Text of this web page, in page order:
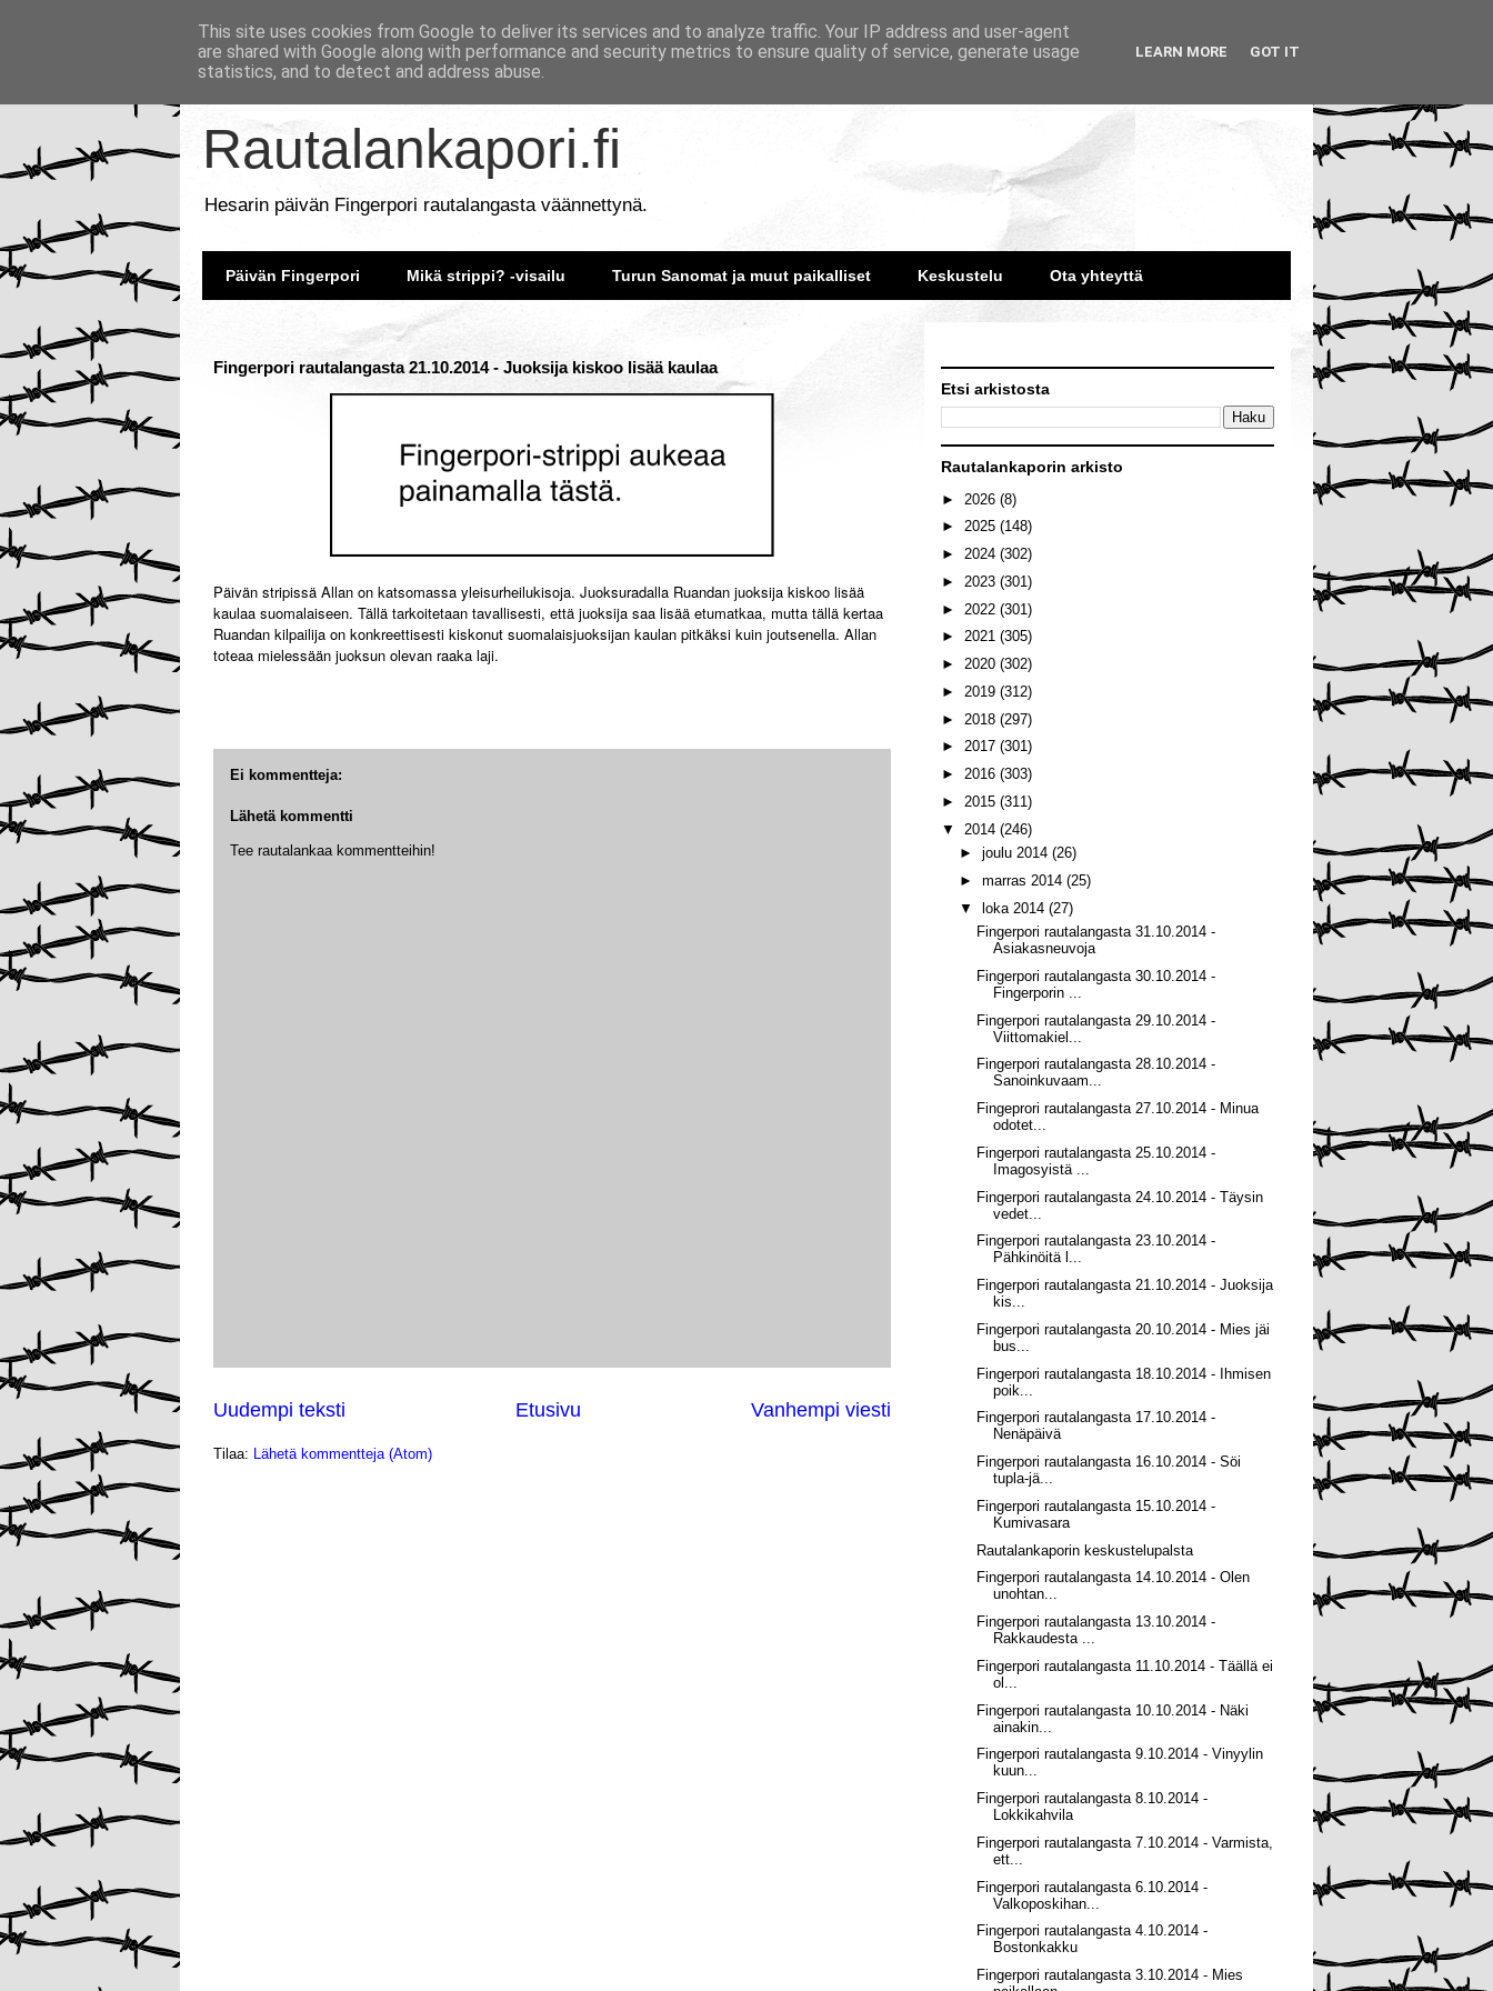
Rautalankapori.fi
Hesarin päivän Fingerpori rautalangasta väännettynä.
Päivän Fingerpori Mikä strippi? -visailu Turun Sanomat ja muut paikalliset Keskustelu Ota yhteyttä
Fingerpori rautalangasta 21.10.2014 - Juoksija kiskoo lisää kaulaa
Päivän stripissä Allan on katsomassa yleisurheilukisoja. Juoksuradalla Ruandan juoksija kiskoo lisää
kaulaa suomalaiseen. Tällä tarkoitetaan tavallisesti, että juoksija saa lisää etumatkaa, mutta tällä kertaa
Ruandan kilpailija on konkreettisesti kiskonut suomalaisjuoksijan kaulan pitkäksi kuin joutsenella. Allan
toteaa mielessään juoksun olevan raaka laji.
Ei kommentteja:
Lähetä kommentti
Tee rautalankaa kommentteihin!
Uudempi teksti Vanhempi viesti
Etusivu
Tilaa: Lähetä kommentteja (Atom)
Etsi arkistosta
Rautalankaporin arkisto
► 2026 (8)
► 2025 (148)
► 2024 (302)
► 2023 (301)
► 2022 (301)
► 2021 (305)
► 2020 (302)
► 2019 (312)
► 2018 (297)
► 2017 (301)
► 2016 (303)
► 2015 (311)
▼ 2014 (246)
► joulu 2014 (26)
► marras 2014 (25)
▼ loka 2014 (27)
Fingerpori rautalangasta 31.10.2014 -
Asiakasneuvoja
Fingerpori rautalangasta 30.10.2014 -
Fingerporin ...
Fingerpori rautalangasta 29.10.2014 -
Viittomakiel...
Fingerpori rautalangasta 28.10.2014 -
Sanoinkuvaam...
Fingeprori rautalangasta 27.10.2014 - Minua
odotet...
Fingerpori rautalangasta 25.10.2014 -
Imagosyistä ...
Fingerpori rautalangasta 24.10.2014 - Täysin
vedet...
Fingerpori rautalangasta 23.10.2014 -
Pähkinöitä l...
Fingerpori rautalangasta 21.10.2014 - Juoksija
kis...
Fingerpori rautalangasta 20.10.2014 - Mies jäi
bus...
Fingerpori rautalangasta 18.10.2014 - Ihmisen
poik...
Fingerpori rautalangasta 17.10.2014 -
Nenäpäivä
Fingerpori rautalangasta 16.10.2014 - Söi
tupla-jä...
Fingerpori rautalangasta 15.10.2014 -
Kumivasara
Rautalankaporin keskustelupalsta
Fingerpori rautalangasta 14.10.2014 - Olen
unohtan...
Fingerpori rautalangasta 13.10.2014 -
Rakkaudesta ...
Fingerpori rautalangasta 11.10.2014 - Täällä ei
ol...
Fingerpori rautalangasta 10.10.2014 - Näki
ainakin...
Fingerpori rautalangasta 9.10.2014 - Vinyylin
kuun...
Fingerpori rautalangasta 8.10.2014 -
Lokkikahvila
Fingerpori rautalangasta 7.10.2014 - Varmista,
ett...
Fingerpori rautalangasta 6.10.2014 -
Valkoposkihan...
Fingerpori rautalangasta 4.10.2014 -
Bostonkakku
Fingerpori rautalangasta 3.10.2014 - Mies
This site uses cookies from Google to deliver its services and to analyze traffic. Your IP address and user-agent
are shared with Google along with performance and security metrics to ensure quality of service, generate usage
statistics, and to detect and address abuse.
LEARN MORE GOT IT